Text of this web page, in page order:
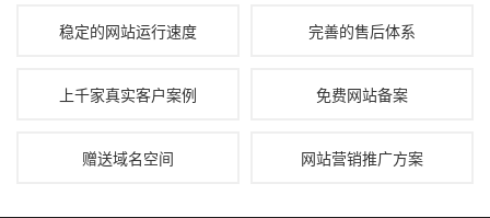
稳定的网站运行速度 完善的售后体系
上千家真实客户案例 免费网站备案
赠送域名空间 网站营销推广方案